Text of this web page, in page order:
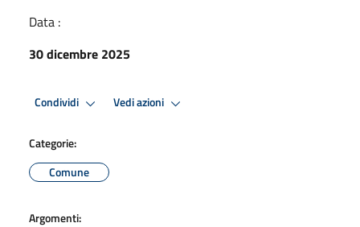
Data :
30 dicembre 2025
Condividi Vedi azioni
Categorie:
Comune
Argomenti: